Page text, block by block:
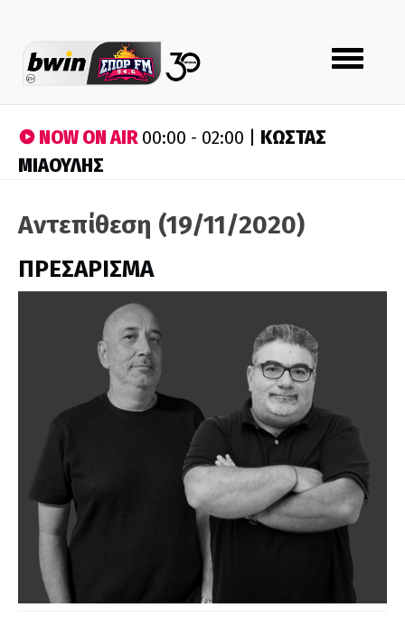
Toggle
navigation
NOW ON AIR00:00 - 02:00 | ΚΩΣΤΑΣ
ΜΙΑΟΥΛΗΣ
Αντεπίθεση (19/11/2020)
ΠΡΕΣΑΡΙΣΜΑ